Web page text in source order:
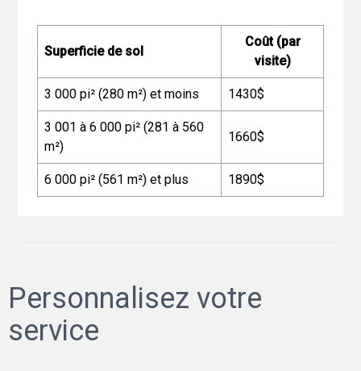
Superficie de sol
Coût (par
visite)
3 000 pi² (280 m²) et moins 1430$
3 001 à 6 000 pi² (281 à 560
m²)
1660$
6 000 pi² (561 m²) et plus 1890$
Personnalisez votre
service